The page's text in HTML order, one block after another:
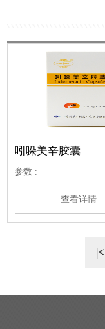
吲哚美辛胶囊
参数 :
查看详情+
|<